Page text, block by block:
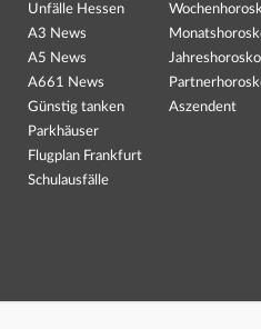
Unfälle Hessen
A3 News
A5 News
A661 News
Günstig tanken
Parkhäuser
Flugplan Frankfurt
Schulausfälle
Aszendent